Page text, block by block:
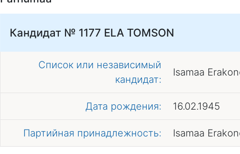
Кандидат № 1177 ELA TOMSON
Список или независимый
кандидат:
Isamaa
Дата рождения: 16.02.1945
Партийная принадлежность: Isamaa